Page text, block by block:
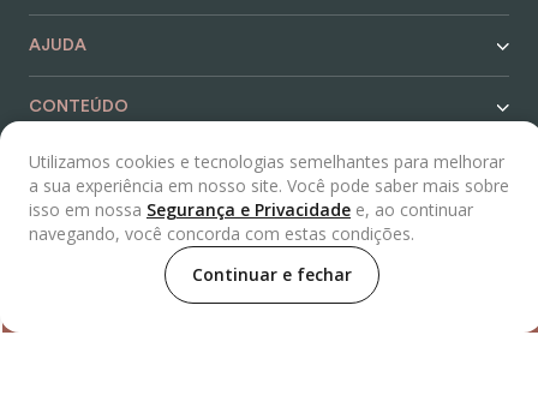
Utilizamos cookies e tecnologias semelhantes para melhorar
a sua experiência em nosso site. Você pode saber mais sobre
isso em nossa Segurança e Privacidade e, ao continuar
navegando, você concorda com estas condições.
Continuar e fechar
AJUDA
CONTEÚDO
SERVIÇOS
REDES SOCIAIS